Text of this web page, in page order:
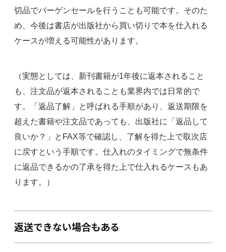
切品でバーゲンセールを行うことも可能です。そのた
め、今後は書店が出版社から買い切りで本を仕入れる
ケースが増える可能性があります。
（実態としては、新刊書籍が1年後に返本されること
も、注文品が返本されることも業界内では日常的で
す。「返品了解」と呼ばれる手順があり、返送期限を
超えた書籍や注文品であっても、出版社に「返品して
良いか？」とFAX等で確認し、了解を得た上で取次店
に戻すという手順です。仕入れのタイミングで無条件
に返品できるかの了承を得た上で仕入れるケースもあ
ります。）
返送できない場合もある